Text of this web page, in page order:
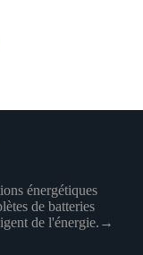
énergétiques
de batteries
de l'énergie. →